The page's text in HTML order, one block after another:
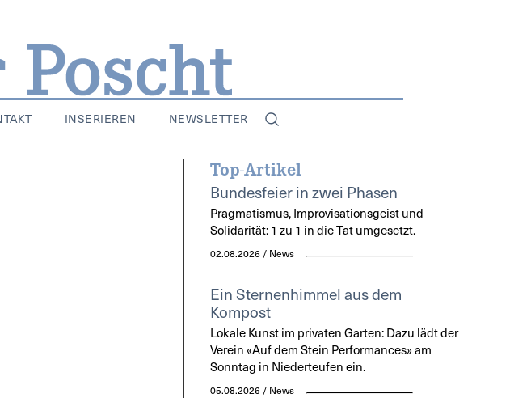
INSERIEREN NEWSLETTER
Top-Artikel
Bundesfeier in zwei Phasen
Pragmatismus, Improvisationsgeist und
Solidarität: 1 zu 1 in die Tat umgesetzt.
02.08.2026 / News
Ein Sternenhimmel aus dem
Kompost
Lokale Kunst im privaten Garten: Dazu lädt der
Verein «Auf dem Stein Performances» am
Sonntag in Niederteufen ein.
05.08.2026 / News